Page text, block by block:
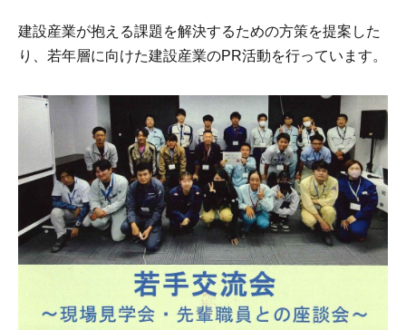
建設産業が抱える課題を解決するための方策を提案した
り、若年層に向けた建設産業のPR活動を行っています。